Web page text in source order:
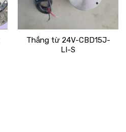
Thắng từ 24V-CBD15J-
LI-S